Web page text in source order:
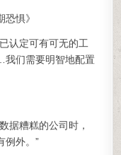
惧》
认定可有可无的工
我们需要明智地配置
据糟糕的公司时，
例外。”